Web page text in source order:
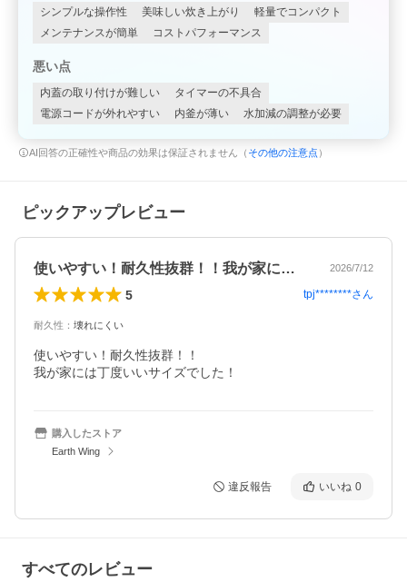
シンプルな操作性 美味しい炊き上がり
軽量でコンパクト
メンテナンスが簡単
コストパフォーマンス
悪い点
内蓋の取り付けが難しい
タイマーの不具合
電源コードが外れやすい
内釜が薄い 水加減の調整が必要
AI回答の正確性や商品の効果は保証されません（ その他の注意点 ）
ピックアップレビュー
使いやすい！耐久性抜群！！我が家には丁… 2026/7/12
5 tpj********さん
耐久性 ： 壊れにくい
使いやすい！耐久性抜群！！
我が家には丁度いいサイズでした！
購入したストア
Earth Wing
違反報告 いいね 0
すべてのレビュー